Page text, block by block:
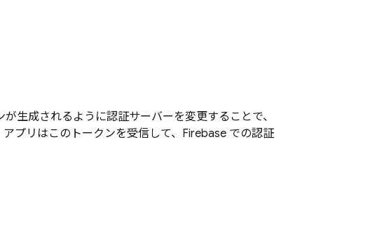
生成されるように認証サーバーを変更することで、
プリはこのトークンを受信して、Firebase での認証